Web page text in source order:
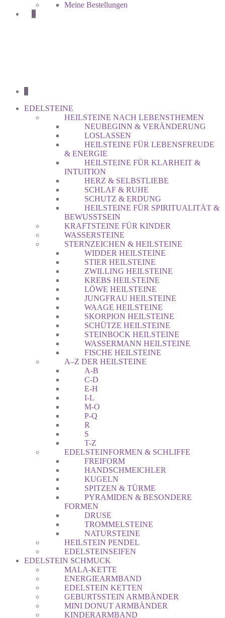
Meine Bestellungen
0
0
EDELSTEINE
HEILSTEINE NACH LEBENSTHEMEN
NEUBEGINN & VERÄNDERUNG
LOSLASSEN
HEILSTEINE FÜR LEBENSFREUDE
& ENERGIE
HEILSTEINE FÜR KLARHEIT &
INTUITION
HERZ & SELBSTLIEBE
SCHLAF & RUHE
SCHUTZ & ERDUNG
HEILSTEINE FÜR SPIRITUALITÄT &
BEWUSSTSEIN
KRAFTSTEINE FÜR KINDER
WASSERSTEINE
STERNZEICHEN & HEILSTEINE
WIDDER HEILSTEINE
STIER HEILSTEINE
ZWILLING HEILSTEINE
KREBS HEILSTEINE
LÖWE HEILSTEINE
JUNGFRAU HEILSTEINE
WAAGE HEILSTEINE
SKORPION HEILSTEINE
SCHÜTZE HEILSTEINE
STEINBOCK HEILSTEINE
WASSERMANN HEILSTEINE
FISCHE HEILSTEINE
A–Z DER HEILSTEINE
A-B
C-D
E-H
I-L
M-O
P-Q
R
S
T-Z
EDELSTEINFORMEN & SCHLIFFE
FREIFORM
HANDSCHMEICHLER
KUGELN
SPITZEN & TÜRME
PYRAMIDEN & BESONDERE
FORMEN
DRUSE
TROMMELSTEINE
NATURSTEINE
HEILSTEIN PENDEL
EDELSTEINSEIFEN
EDELSTEIN SCHMUCK
MALA-KETTE
ENERGIEARMBAND
EDELSTEIN KETTEN
GEBURTSSTEIN ARMBÄNDER
MINI DONUT ARMBÄNDER
KINDERARMBAND